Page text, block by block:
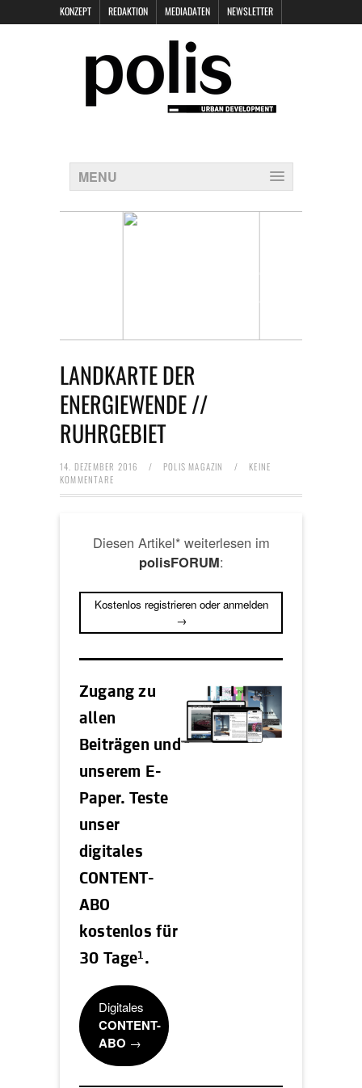
KONZEPT REDAKTION MEDIADATEN NEWSLETTER
DATENSCHUTZ
MENU
LANDKARTE DER
ENERGIEWENDE //
RUHRGEBIET
14. DEZEMBER 2016 / POLIS MAGAZIN /
KEINE
KOMMENTARE
Diesen Artikel* weiterlesen im
polisFORUM:
Kostenlos registrieren oder anmelden
→
Zugang zu
allen
Beiträgen und
unserem E-
Paper. Teste
unser
digitales
CONTENT-
ABO
kostenlos für
30 Tage1 .
Digitales
CONTENT-
ABO →